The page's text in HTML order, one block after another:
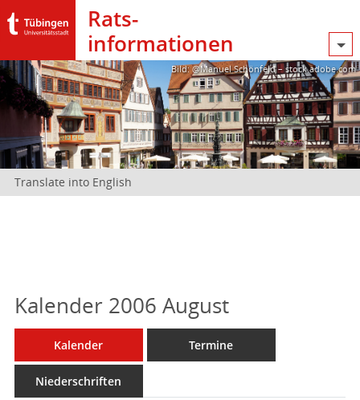
Rats­
informationen
Bild: @Manuel Schönfeld – stock.adobe.com
Translate into English
Kalender 2006 August
Kalender Termine
Niederschriften